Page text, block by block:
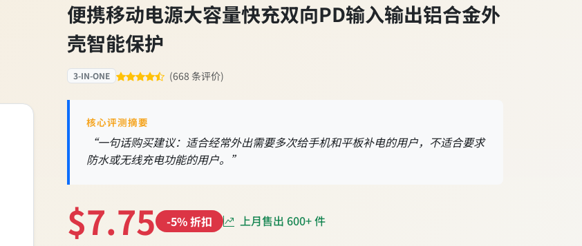
便携移动电源大容量快充双向PD输入输出铝合金外
壳智能保护
3-IN-ONE (668 条评价)
核心评测摘要
“一句话购买建议：适合经常外出需要多次给手机和平板补电的用户，不适合要求
防水或无线充电功能的用户。”
$7.75 -5% 折扣 上月售出 600+ 件